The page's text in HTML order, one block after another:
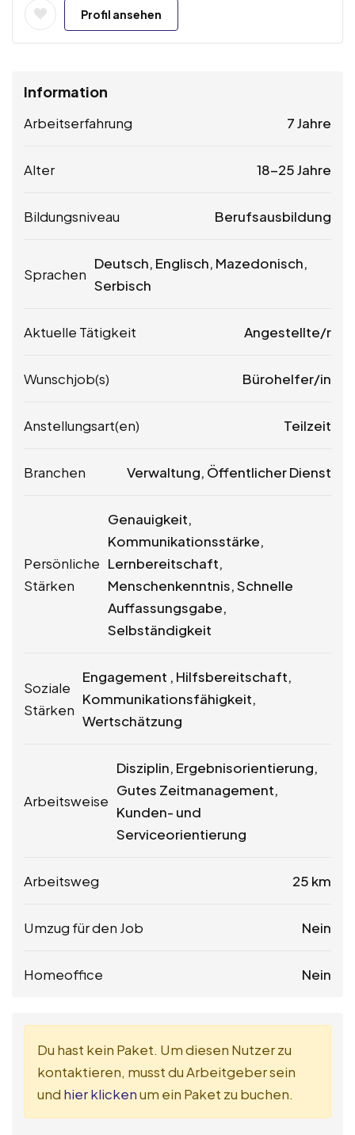
Profil ansehen
Information
Arbeitserfahrung 7 Jahre
Alter 18-25 Jahre
Bildungsniveau Berufsausbildung
Sprachen
Deutsch, Englisch, Mazedonisch,
Serbisch
Aktuelle Tätigkeit Angestellte/r
Wunschjob(s) Bürohelfer/in
Anstellungsart(en) Teilzeit
Branchen Verwaltung, Öffentlicher Dienst
Persönliche
Stärken
Genauigkeit,
Kommunikationsstärke,
Lernbereitschaft,
Menschenkenntnis, Schnelle
Auffassungsgabe,
Selbständigkeit
Soziale
Stärken
Engagement , Hilfsbereitschaft,
Kommunikationsfähigkeit,
Wertschätzung
Arbeitsweise
Disziplin, Ergebnisorientierung,
Gutes Zeitmanagement,
Kunden- und
Serviceorientierung
Arbeitsweg 25 km
Umzug für den Job Nein
Homeoffice Nein
Du hast kein Paket. Um diesen Nutzer zu
kontaktieren, musst du Arbeitgeber sein
und hier klickenum ein Paket zu buchen.